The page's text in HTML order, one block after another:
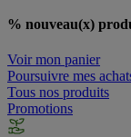
% nouveau(x)
Voir mon panier
Poursuivre mes
Tous nos produits
Promotions